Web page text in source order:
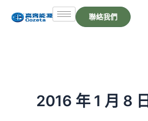
聯絡我們
2016 年 1 月 8 日